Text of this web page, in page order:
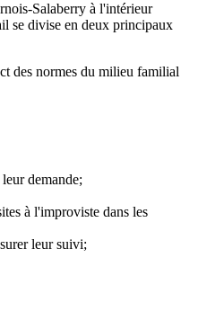
Salaberry à l'intérieur
se divise en deux principaux
des normes du milieu familial
demande;
à l'improviste dans les
leur suivi;